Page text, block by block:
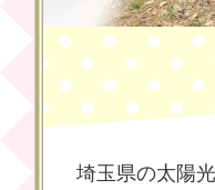
埼玉県の太陽